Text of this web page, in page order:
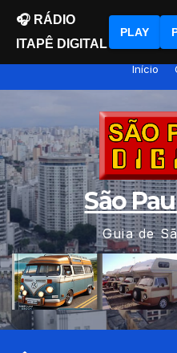
Início
São
Guia de
🎧 RÁDIO
ITAPÊ DIGITAL
PLAY